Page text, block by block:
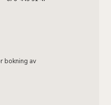
bokning av